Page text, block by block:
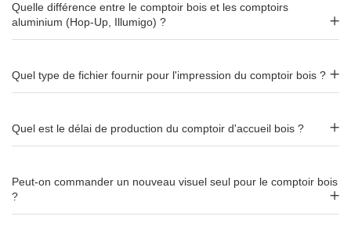
Gamme bois complète
brochure boisou aukit exposition stand boiscomplet.
Retrouvez l'ensemble de la gamme dans la catégorieComptoirs
Quelle différence entre le comptoir bois et les comptoirs
aluminium (Hop-Up, Illumigo) ?
Quel type de fichier fournir pour l'impression du comptoir bois ?
Quel est le délai de production du comptoir d'accueil bois ?
Peut-on commander un nouveau visuel seul pour le comptoir bois
?